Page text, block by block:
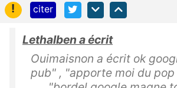
!
citer
Lethalben a écrit
Ouimaisnon a écrit ok
pub" , "apporte moi du